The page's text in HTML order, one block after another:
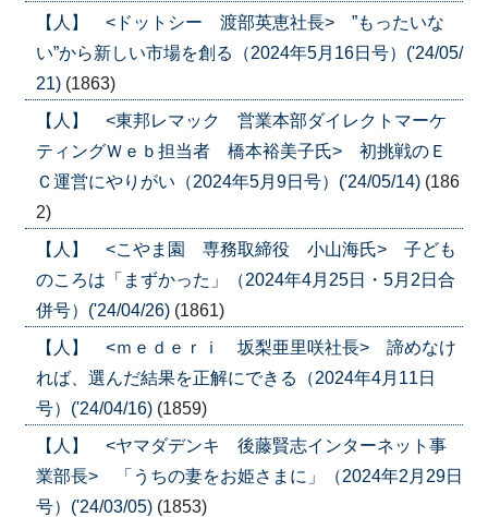
【人】 <ドットシー 渡部英恵社長> ”もったいな
い”から新しい市場を創る（2024年5月16日号）('24/05/
21) (1863)
【人】 <東邦レマック 営業本部ダイレクトマーケ
ティングＷｅｂ担当者 橋本裕美子氏> 初挑戦のＥ
Ｃ運営にやりがい（2024年5月9日号）('24/05/14) (186
2)
【人】 <こやま園 専務取締役 小山海氏> 子ども
のころは「まずかった」（2024年4月25日・5月2日合
併号）('24/04/26) (1861)
【人】 <ｍｅｄｅｒｉ 坂梨亜里咲社長> 諦めなけ
れば、選んだ結果を正解にできる（2024年4月11日
号）('24/04/16) (1859)
【人】 <ヤマダデンキ 後藤賢志インターネット事
業部長> 「うちの妻をお姫さまに」（2024年2月29日
号）('24/03/05) (1853)